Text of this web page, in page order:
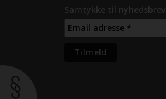
Samtykke til nyhedsbrev